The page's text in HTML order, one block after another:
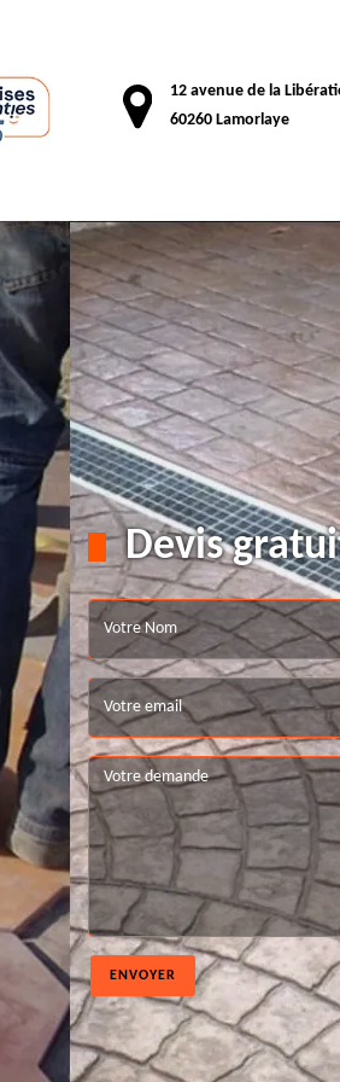
12 avenue de la
60260 Lamorlaye
Devis